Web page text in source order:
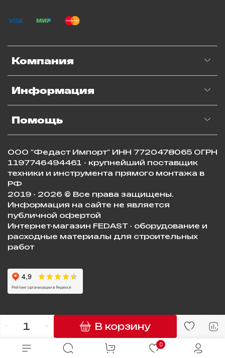
В корзину
Компания
Информация
Помощь
ООО "Федаст Импорт" ИНН 7720478065 ОГРН
1197746494461 - крупнейший поставщик
техники и инструмента прямого монтажа в
РФ
2019 - 2026 © Все права защищены.
Информация на сайте не является
публичной офертой
Интернет-магазин FEDAST - оборудование и
расходные материалы для строительных
работ
0